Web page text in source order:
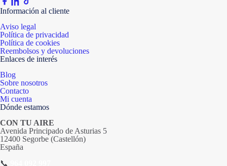
Información al cliente
Aviso legal
Política de privacidad
Política de cookies
Reembolsos y devoluciones
Enlaces de interés
Blog
Sobre nosotros
Contacto
Mi cuenta
Dónde estamos
CON TU AIRE
Avenida Principado de Asturias 5
12400 Segorbe (Castellón)
España
📞